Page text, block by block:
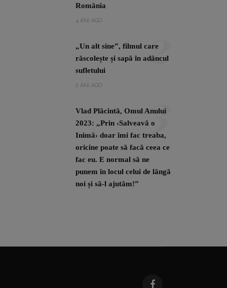
România
4 ANI AGO
„Un alt sine”, filmul care
răscolește și sapă în adâncul
sufletului
2 ANI AGO
2
Vlad Plăcintă, Omul Anului
2023: „Prin ‹Salveavă o
Inimă› doar îmi fac treaba,
oricine poate să facă ceea ce
fac eu. E normal să ne
punem în locul celui de lângă
noi și să-l ajutăm!”
3
echipa de robotică CyLiis a